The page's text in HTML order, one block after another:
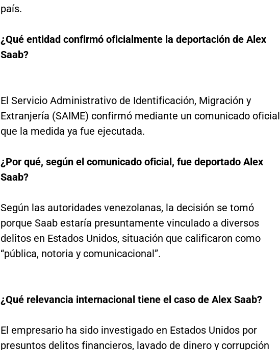
país.
¿Qué entidad confirmó oficialmente la deportación de Alex
Saab?
El Servicio Administrativo de Identificación, Migración y
Extranjería (SAIME) confirmó mediante un comunicado oficial
que la medida ya fue ejecutada.
¿Por qué, según el comunicado oficial, fue deportado Alex
Saab?
Según las autoridades venezolanas, la decisión se tomó
porque Saab estaría presuntamente vinculado a diversos
delitos en Estados Unidos, situación que calificaron como
“pública, notoria y comunicacional”.
¿Qué relevancia internacional tiene el caso de Alex Saab?
El empresario ha sido investigado en Estados Unidos por
presuntos delitos financieros, lavado de dinero y corrupción